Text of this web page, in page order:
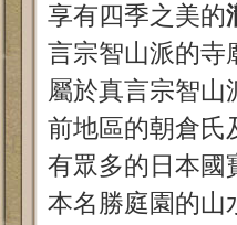
享有四季之美的
言宗智山派的寺
屬於真言宗智山
前地區的朝倉氏
有眾多的日本國
本名勝庭園的山